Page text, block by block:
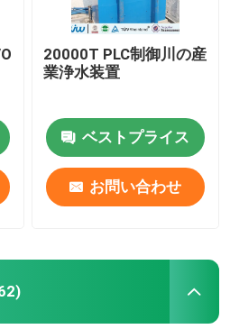
20000T PLC制御川の産
業浄水装置
ベストプライス
お問い合わせ